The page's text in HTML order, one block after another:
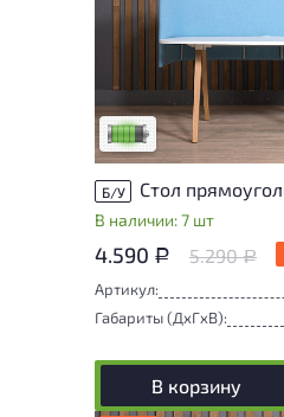
У товара присутствуют
следы эксплуатации, не
удобство его
Низкая степень износа
Б/У
В наличии: 7 шт
4.590 Р 5.290Р
Артикул:
Габариты (ДxГxВ):
В корзину